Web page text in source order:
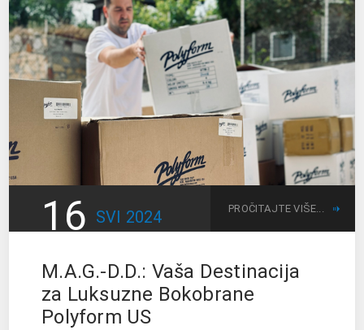
16 SVI 2024 PROČITAJTE VIŠE...
M.A.G.-D.D.: Vaša Destinacija
za Luksuzne Bokobrane
Polyform US